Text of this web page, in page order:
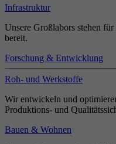
Infrastruktur
Unsere Großlabors stehen
bereit.
Forschung & Entwicklung
Roh- und Werkstoffe
Wir entwickeln und
Produktions- und
Bauen & Wohnen